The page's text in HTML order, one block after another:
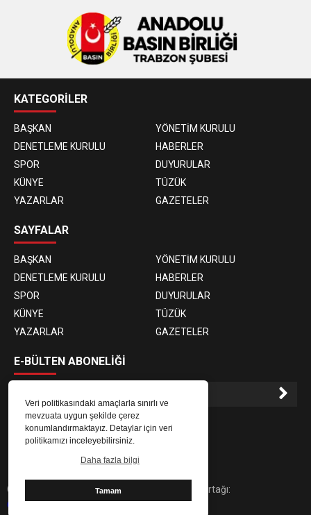
Veri politikasındaki amaçlarla sınırlı ve
mevzuata uygun şekilde çerez
konumlandırmaktayız. Detaylar için veri
politikamızı inceleyebilirsiniz.
Daha fazla bilgi
Tamam
KATEGORİLER
BAŞKAN
YÖNETİM KURULU
DENETLEME KURULU
HABERLER
SPOR
DUYURULAR
KÜNYE
TÜZÜK
YAZARLAR
GAZETELER
SAYFALAR
BAŞKAN
YÖNETİM KURULU
DENETLEME KURULU
HABERLER
SPOR
DUYURULAR
KÜNYE
TÜZÜK
YAZARLAR
GAZETELER
E-BÜLTEN ABONELİĞİ
E-Bülten aboneliği ile haberlere daha hızlı erişin.
Copyright © 2025 abb61.com | Dijital Çözüm Ortağı:
61medya.com.tr